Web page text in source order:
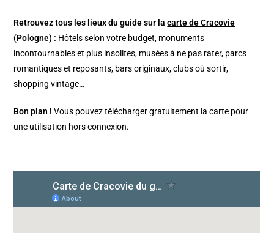
Retrouvez tous les lieux du guide sur lacarte de Cracovie
(Pologne) : Hôtels selon votre budget, monuments
incontournables et plus insolites, musées à ne pas rater, parcs
romantiques et reposants, bars originaux, clubs où sortir,
shopping vintage…
Bon plan ! Vous pouvez télécharger gratuitement la carte pour
une utilisation hors connexion.